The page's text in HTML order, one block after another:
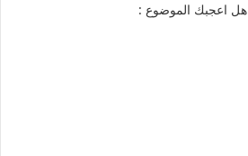
هل اعجبك الموضوع :